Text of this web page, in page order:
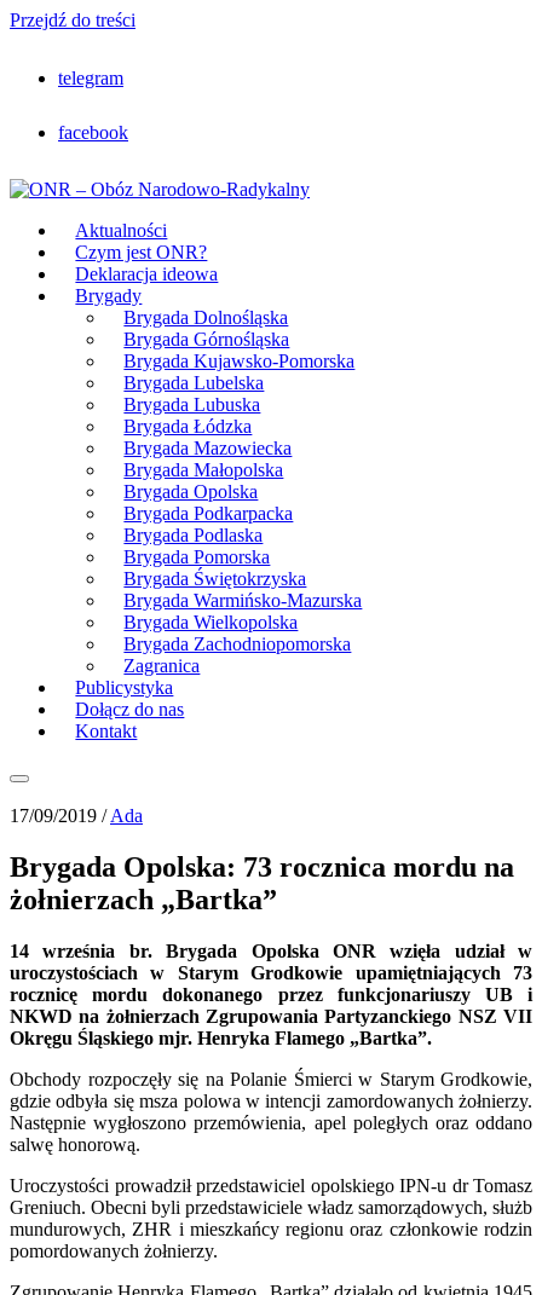
Przejdź do treści
telegram
facebook
Aktualności
Czym jest ONR?
Deklaracja ideowa
Brygady
Brygada Dolnośląska
Brygada Górnośląska
Brygada Kujawsko-Pomorska
Brygada Lubelska
Brygada Lubuska
Brygada Łódzka
Brygada Mazowiecka
Brygada Małopolska
Brygada Opolska
Brygada Podkarpacka
Brygada Podlaska
Brygada Pomorska
Brygada Świętokrzyska
Brygada Warmińsko-Mazurska
Brygada Wielkopolska
Brygada Zachodniopomorska
Zagranica
Publicystyka
Dołącz do nas
Kontakt
17/09/2019 /Ada
Brygada Opolska: 73 rocznica mordu na
żołnierzach „Bartka”
14 września br. Brygada Opolska ONR wzięła udział w
uroczystościach w Starym Grodkowie upamiętniających 73
rocznicę mordu dokonanego przez funkcjonariuszy UB i
NKWD na żołnierzach Zgrupowania Partyzanckiego NSZ VII
Okręgu Śląskiego mjr. Henryka Flamego „Bartka”.
Obchody rozpoczęły się na Polanie Śmierci w Starym Grodkowie,
gdzie odbyła się msza polowa w intencji zamordowanych żołnierzy.
Następnie wygłoszono przemówienia, apel poległych oraz oddano
salwę honorową.
Uroczystości prowadził przedstawiciel opolskiego IPN-u dr Tomasz
Greniuch. Obecni byli przedstawiciele władz samorządowych, służb
mundurowych, ZHR i mieszkańcy regionu oraz członkowie rodzin
pomordowanych żołnierzy.